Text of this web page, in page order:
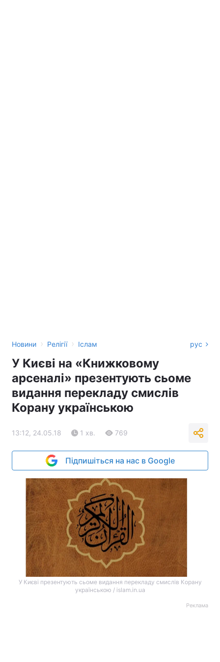
Новини › Релігії › Іслам рус
У Києві на «Книжковому
арсеналі» презентують сьоме
видання перекладу смислів
Корану українською
13:12, 24.05.18 1 хв. 769
Підпишіться на нас в Google
У Києві презентують сьоме видання перекладу смислів Корану
українською / islam.in.ua
Реклама